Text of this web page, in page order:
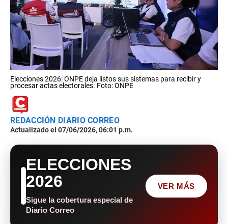
Elecciones 2026: ONPE deja listos sus sistemas para recibir y
procesar actas electorales. Foto: ONPE
REDACCIÓN DIARIO CORREO
Actualizado el 07/06/2026, 06:01 p.m.
ELECCIONES
2026
Sigue la cobertura especial de
Diario Correo
VER MÁS